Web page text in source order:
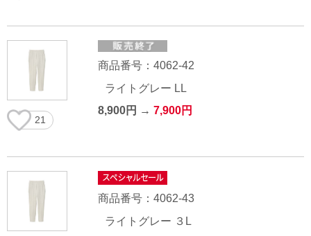
21
商品番号：4062-42
ライトグレー LL
8,900円 → 7,900円
商品番号：4062-43
ライトグレー ３L